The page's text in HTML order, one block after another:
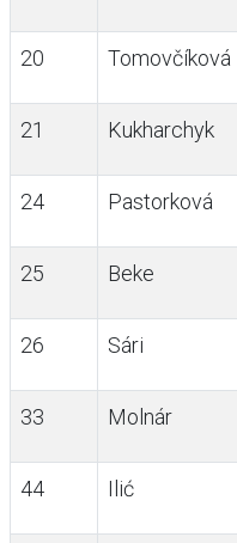
20 Tomovčíková
21 Kukharchyk
24 Pastorková
25 Beke
26 Sári
33 Molnár
44 Ilić